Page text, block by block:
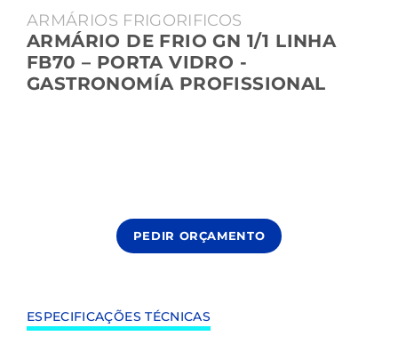
ARMÁRIOS FRIGORIFICOS
ARMÁRIO DE FRIO GN 1/1 LINHA
FB70 – PORTA VIDRO -
GASTRONOMÍA PROFISSIONAL
PEDIR ORÇAMENTO
ESPECIFICAÇÕES TÉCNICAS